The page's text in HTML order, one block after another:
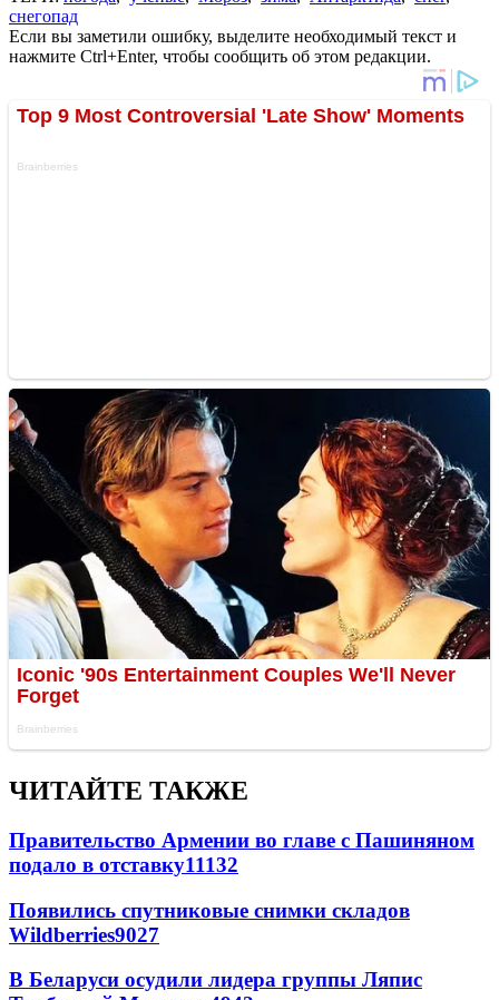
снегопад
Если вы заметили ошибку, выделите необходимый текст и
нажмите Ctrl+Enter, чтобы сообщить об этом редакции.
ЧИТАЙТЕ ТАКЖЕ
Правительство Армении во главе с Пашиняном
подало в отставку11132
Появились спутниковые снимки складов
Wildberries9027
В Беларуси осудили лидера группы Ляпис